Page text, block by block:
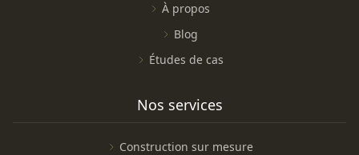
À propos
Blog
Études de cas
Nos services
Construction sur mesure